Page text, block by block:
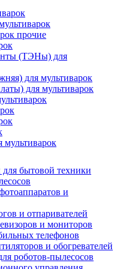
прочие
(ТЭНы) для
для мультиварок
для мультиварок
мультиварок
для бытовой техники
и
и отпаривателей
и мониторов
телефонов
и обогревателей
роботов-пылесосов